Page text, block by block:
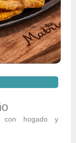
con hogado y